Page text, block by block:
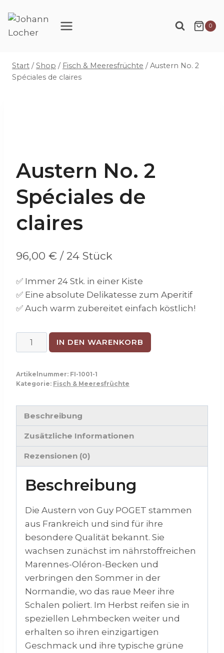
Inhalt
springen
0
Start / Shop / Fisch & Meeresfrüchte / Austern No. 2
Spéciales de claires
Austern No. 2
Spéciales de
claires
96,00 € / 24 Stück
✅ Immer 24 Stk. in einer Kiste
✅ Eine absolute Delikatesse zum Aperitif
✅ Auch warm zubereitet einfach köstlich!
Austern
No.
Spéciales
claires
Menge
IN DEN WARENKORB
Artikelnummer: FI-1001-1
Kategorie: Fisch & Meeresfrüchte
Beschreibung
Zusätzliche Informationen
Rezensionen (0)
Beschreibung
Die Austern von Guy POGET stammen
aus Frankreich und sind für ihre
besondere Qualität bekannt. Sie
wachsen zunächst im nährstoffreichen
Marennes-Oléron-Becken und
verbringen den Sommer in der
Normandie, wo das raue Meer ihre
Schalen poliert. Im Herbst reifen sie in
speziellen Lehmbecken weiter und
erhalten so ihren einzigartigen
Geschmack und ihre typische grüne